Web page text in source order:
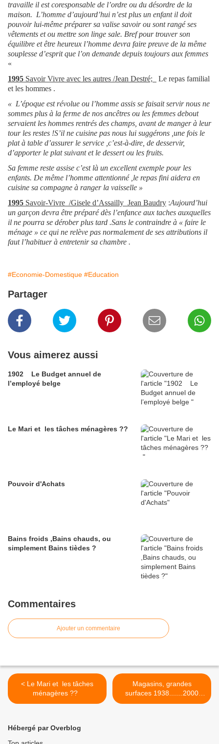
travaille il est coresponsable de l’ordre ou du désordre de la
maison. L’homme d’aujourd’hui n’est plus un enfant il doit
pouvoir lui-même préparer sa valise savoir ou sont rangé ses
vêtements et ou mettre son linge sale. Bref pour trouver son
équilibre et être heureux l’homme devra faire preuve de la même
souplesse d’esprit que l’on demande depuis toujours aux femmes
«
1995 Savoir Vivre avec les autres /Jean Destré;
Le repas familial
et les hommes .
« L’époque est révolue ou l’homme assis se faisait servir nous ne
sommes plus à la ferme de nos ancêtres ou les femmes debout
servaient les hommes rentrés des champs, avant de manger à leur
tour les restes !S’il ne cuisine pas nous lui suggérons ,une fois le
plat à table d’assurer le service ,c’est-à-dire, de desservir,
d’apporter le plat suivant et le dessert ou les fruits.
Sa femme reste assise c’est là un excellent exemple pour les
enfants. De même l’homme attentionné ,le repas fini aidera en
cuisine sa compagne à ranger la vaisselle »
1995 Savoir-Vivre /Gisele d’Assailly Jean Baudry :Aujourd’hui
un garçon devra être préparé dès l’enfance aux taches auxquelles
il ne pourra se dérober plus tard .Sans le contraindre à « faire le
ménage » ce qui ne relève pas normalement de ses attributions il
faut l’habituer à entretenir sa chambre .
#Economie-Domestique #Education
Partager
Vous aimerez aussi
1902 Le Budget annuel de
l’employé belge
Le Mari et les tâches ménagères ??
Pouvoir d'Achats
Bains froids ,Bains chauds, ou
simplement Bains tièdes ?
Commentaires
Ajouter un commentaire
< Le Mari et les tâches
ménagères ??
Magasins, grandes
surfaces 1938.......2000
(partie 1) >
Hébergé par Overblog